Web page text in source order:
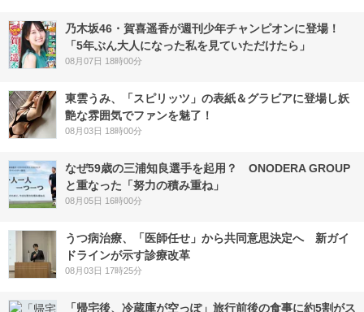
乃木坂46・賀喜遥香が週刊少年チャンピオンに登場！
「5年ぶん大人になった私を見ていただけたら」
08月07日 18時00分
東雲うみ、「スピリッツ」の表紙＆グラビアに登場し妖
艶な雰囲気でファンを魅了！
08月03日 18時00分
なぜ59歳の三浦知良選手を起用？ ONODERA GROUP
と重なった「努力の積み重ね」
08月05日 16時00分
うつ病治療、「医師任せ」から共同意思決定へ 新ガイ
ドラインが示す診療改革
08月03日 17時25分
「帰宅後、冷蔵庫が空っぽ」旅行前後の食事に約5割がス